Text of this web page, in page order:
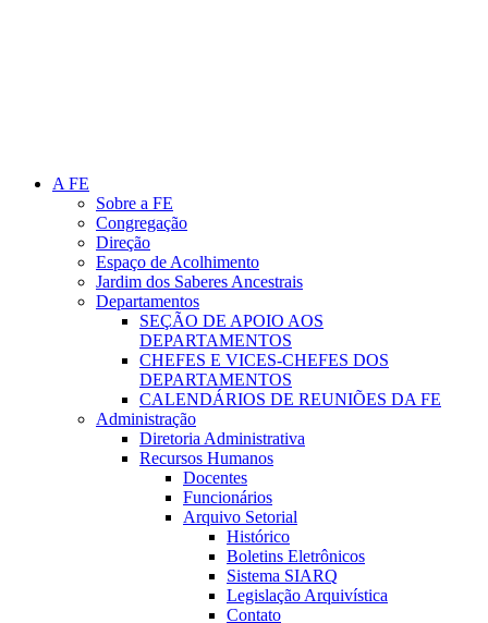
A FE
Sobre a FE
Congregação
Direção
Espaço de Acolhimento
Jardim dos Saberes Ancestrais
Departamentos
SEÇÃO DE APOIO AOS
DEPARTAMENTOS
CHEFES E VICES-CHEFES DOS
DEPARTAMENTOS
CALENDÁRIOS DE REUNIÕES DA FE
Administração
Diretoria Administrativa
Recursos Humanos
Docentes
Funcionários
Arquivo Setorial
Histórico
Boletins Eletrônicos
Sistema SIARQ
Legislação Arquivística
Contato